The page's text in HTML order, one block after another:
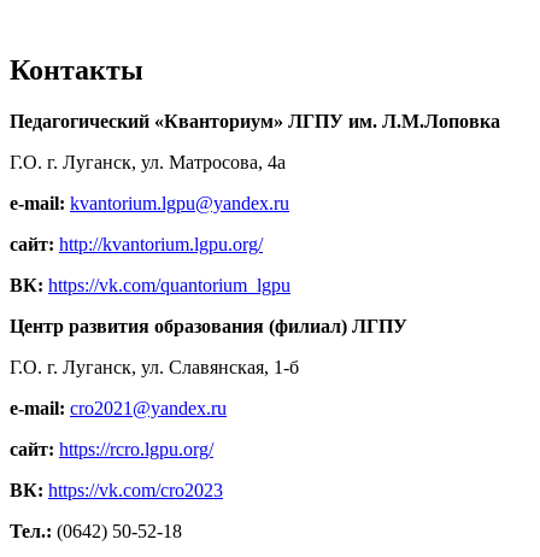
Контакты
Педагогический «Кванториум» ЛГПУ им. Л.М.Лоповка
Г.О. г. Луганск, ул. Матросова, 4а
e-mail: kvantorium.lgpu@yandex.ru
сайт: http://kvantorium.lgpu.org/
ВК: https://vk.com/quantorium_lgpu
Центр развития образования (филиал) ЛГПУ
Г.О. г. Луганск, ул. Славянская, 1-б
e-mail: cro2021@yandex.ru
сайт: https://rcro.lgpu.org/
ВК: https://vk.com/cro2023
Тел.: (0642) 50-52-18